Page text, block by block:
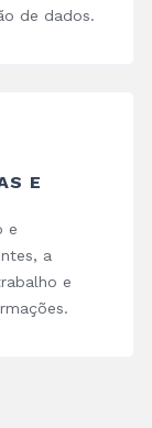
de dados.
E
e
a
e